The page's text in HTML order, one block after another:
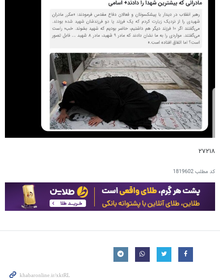
۲۷۲۱۸
کد مطلب1819602